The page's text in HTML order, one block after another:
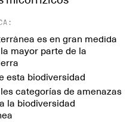
es en gran medida
mayor parte de la
esta biodiversidad
categorías de amenazas
la biodiversidad